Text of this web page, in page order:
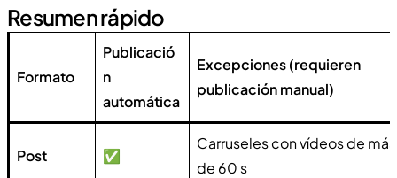
Resumen rápido
Formato
Publicació
n
automática
Excepciones (requieren
publicación manual)
Post ✅
Carruseles con vídeos de más
de 60 s